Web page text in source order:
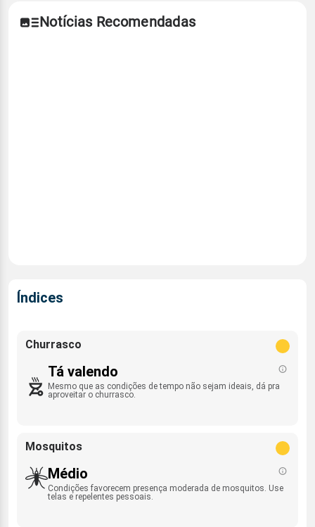
Notícias Recomendadas
Índices
Churrasco
Tá valendo
Mesmo que as condições de tempo não sejam ideais, dá pra
aproveitar o churrasco.
Mosquitos
Médio
Condições favorecem presença moderada de mosquitos. Use
telas e repelentes pessoais.